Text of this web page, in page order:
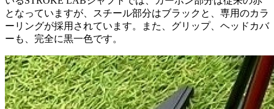
となっていますが、スチール部分はブラックと、専用のカラ
ーリングが採用されています。また、グリップ、ヘッドカバ
ーも、完全に黒一色です。